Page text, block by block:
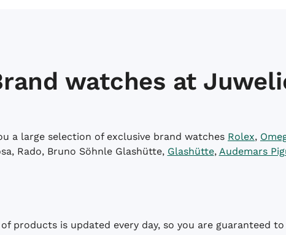
watches at
a large selection of exclusive brand watches Rolex,
Rado, Bruno Söhnle Glashütte, Glashütte, Audemars
of products is updated every day, so you are